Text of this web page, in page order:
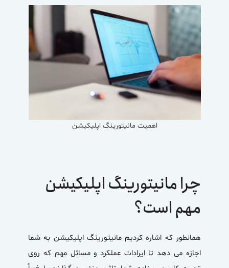
اهمیت مانیتورینگ اپلیکیشن
چرا مانیتورینگ اپلیکیشن
مهم است؟
همانطور که اشاره کردیممانیتورینگ اپلیکیشن به شما
اجازه می دهد تا ایرادات عملکرد و مسائل مهم که روی